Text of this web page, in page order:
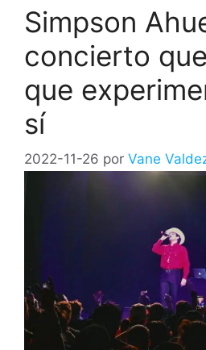
Simpson
concierto
que
sí
2022-11-26 por Vane